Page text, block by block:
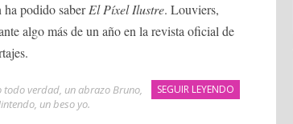
ha podido saberEl Píxel Ilustre. Louviers,
algo más de un año en la revista oficial de
SEGUIR LEYENDO
todo verdad, un abrazo Bruno,
, un beso yo.